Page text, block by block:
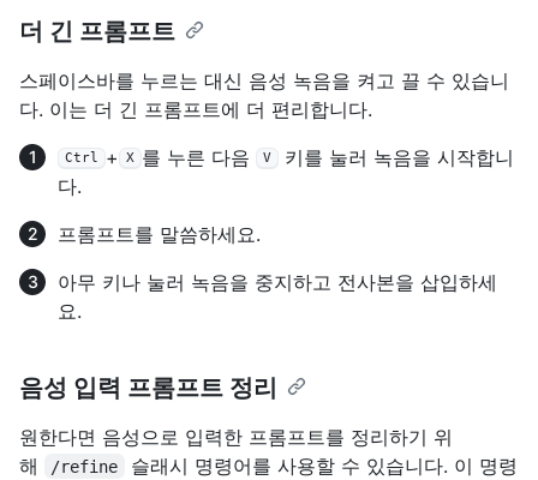
더 긴 프롬프트
스페이스바를 누르는 대신 음성 녹음을 켜고 끌 수 있습니
다. 이는 더 긴 프롬프트에 더 편리합니다.
Ctrl + X 를 누른 다음 V
키를 눌러 녹음을 시작합니
다.
프롬프트를 말씀하세요.
아무 키나 눌러 녹음을 중지하고 전사본을 삽입하세
요.
음성 입력 프롬프트 정리
원한다면 음성으로 입력한 프롬프트를 정리하기 위
해
/refine
슬래시 명령어를 사용할 수 있습니다. 이 명령